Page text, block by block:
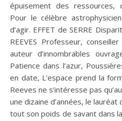
épuisement des ressources,
Pour le célèbre
d’agir. EFFET de SERRE
REEVES Professeur,
auteur d’innombrables
Patience dans l’azur,
en date, L’espace prend la
Reeves ne s’intéresse pas
une dizaine d’années, le
tout son poids de savant dans